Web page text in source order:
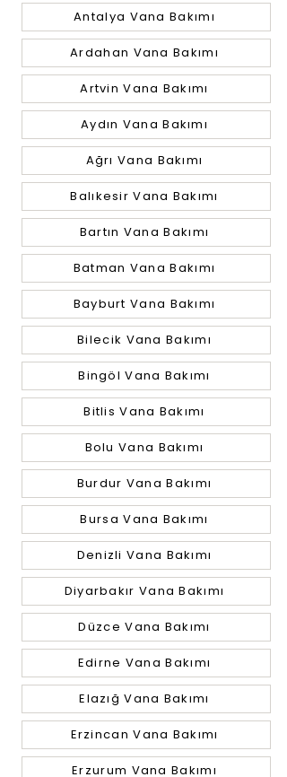
Antalya Vana Bakımı
Ardahan Vana Bakımı
Artvin Vana Bakımı
Aydın Vana Bakımı
Ağrı Vana Bakımı
Balıkesir Vana Bakımı
Bartın Vana Bakımı
Batman Vana Bakımı
Bayburt Vana Bakımı
Bilecik Vana Bakımı
Bingöl Vana Bakımı
Bitlis Vana Bakımı
Bolu Vana Bakımı
Burdur Vana Bakımı
Bursa Vana Bakımı
Denizli Vana Bakımı
Diyarbakır Vana Bakımı
Düzce Vana Bakımı
Edirne Vana Bakımı
Elazığ Vana Bakımı
Erzincan Vana Bakımı
Erzurum Vana Bakımı